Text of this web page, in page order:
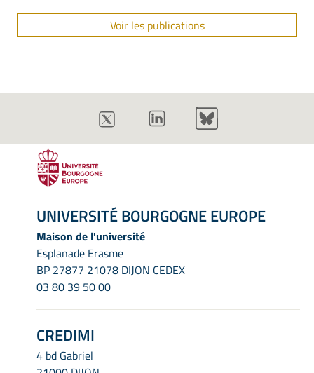
Voir les publications
UNIVERSITÉ BOURGOGNE EUROPE
Maison de l'université
Esplanade Erasme
BP 27877 21078 DIJON CEDEX
03 80 39 50 00
CREDIMI
4 bd Gabriel